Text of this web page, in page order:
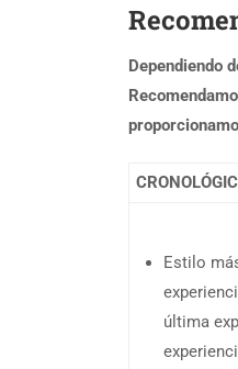
Dependiendo
Estilo
última